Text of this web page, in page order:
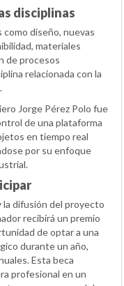
disciplinas
diseño, nuevas
materiales
de procesos
relacionada con la
Jorge Pérez Polo fue
de una plataforma
en tiempo real
por su enfoque
la difusión del proyecto
recibirá un premio
de optar a una
durante un año,
Esta beca
profesional en un